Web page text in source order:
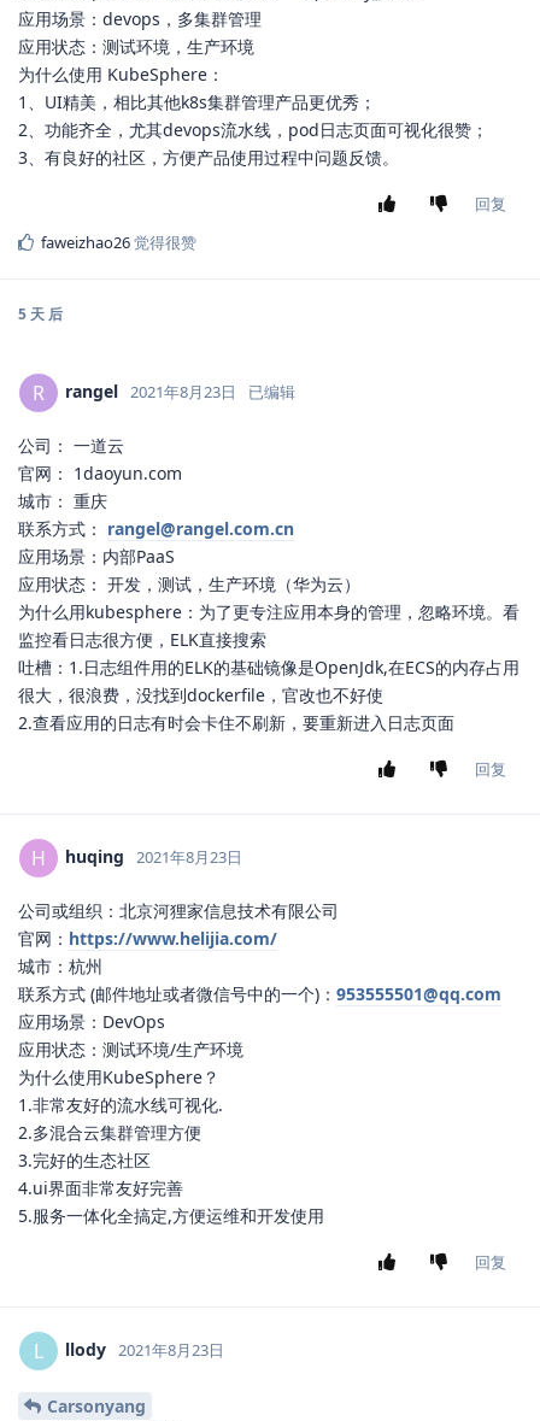
应用场景：devops，多集群管理
应用状态：测试环境，生产环境
为什么使用 KubeSphere：
1、UI精美，相比其他k8s集群管理产品更优秀；
2、功能齐全，尤其devops流水线，pod日志页面可视化很赞；
3、有良好的社区，方便产品使用过程中问题反馈。
回复
faweizhao26觉得很赞
5 天后
R rangel 2021年8月23日 已编辑
公司： 一道云
官网： 1daoyun.com
城市： 重庆
联系方式： rangel@rangel.com.cn
应用场景：内部PaaS
应用状态： 开发，测试，生产环境（华为云）
为什么用kubesphere：为了更专注应用本身的管理，忽略环境。看
监控看日志很方便，ELK直接搜索
吐槽：1.日志组件用的ELK的基础镜像是OpenJdk,在ECS的内存占用
很大，很浪费，没找到dockerfile，官改也不好使
2.查看应用的日志有时会卡住不刷新，要重新进入日志页面
回复
H huqing 2021年8月23日
公司或组织：北京河狸家信息技术有限公司
官网： https://www.helijia.com/
城市：杭州
联系方式 (邮件地址或者微信号中的一个)： 953555501@qq.com
应用场景：DevOps
应用状态：测试环境/生产环境
为什么使用KubeSphere？
1.非常友好的流水线可视化.
2.多混合云集群管理方便
3.完好的生态社区
4.ui界面非常友好完善
5.服务一体化全搞定,方便运维和开发使用
回复
L llody 2021年8月23日
Carsonyang